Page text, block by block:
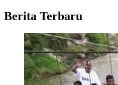
Berita Terbaru